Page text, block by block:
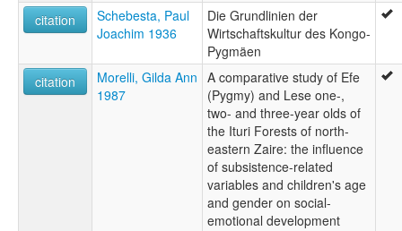
citation
Schebesta, Paul
Joachim 1936
Die Grundlinien der
Wirtschaftskultur des Kongo-
Pygmäen
citation
Morelli, Gilda Ann
1987
A comparative study of Efe
(Pygmy) and Lese one-,
two- and three-year olds of
the Ituri Forests of north-
eastern Zaire: the influence
of subsistence-related
variables and children's age
and gender on social-
emotional development